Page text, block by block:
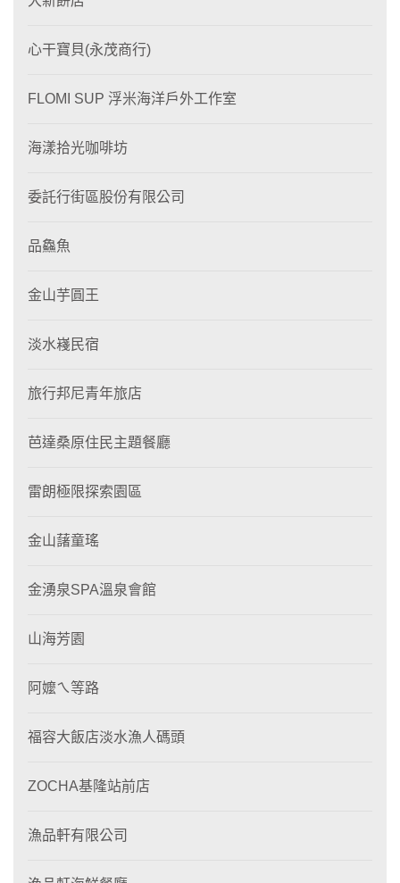
心干寶貝(永茂商行)
FLOMI SUP 浮米海洋戶外工作室
海漾拾光咖啡坊
委託行街區股份有限公司
品鱻魚
金山芋圓王
淡水嶘民宿
旅行邦尼青年旅店
芭達桑原住民主題餐廳
雷朗極限探索園區
金山藷童瑤
金湧泉SPA溫泉會館
山海芳園
阿嬤ㄟ等路
福容大飯店淡水漁人碼頭
ZOCHA基隆站前店
漁品軒有限公司